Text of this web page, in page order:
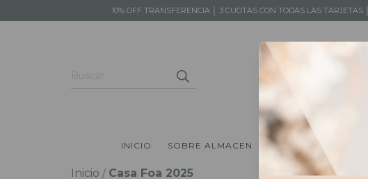
10% OFF TRANSFERENCIA │ 3 CUOTAS CON TODAS LAS
INICIO SOBRE ALMACEN PRODUCTOS
Inicio / Casa Foa 2025